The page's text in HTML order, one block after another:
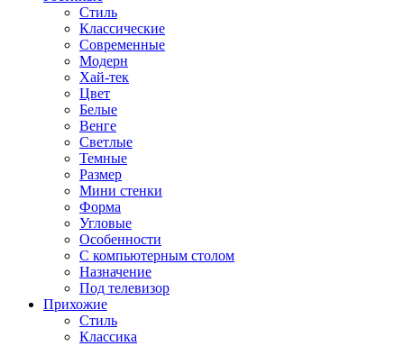
Стиль
Классические
Современные
Модерн
Хай-тек
Цвет
Белые
Венге
Светлые
Темные
Размер
Мини стенки
Форма
Угловые
Особенности
С компьютерным столом
Назначение
Под телевизор
Прихожие
Стиль
Классика